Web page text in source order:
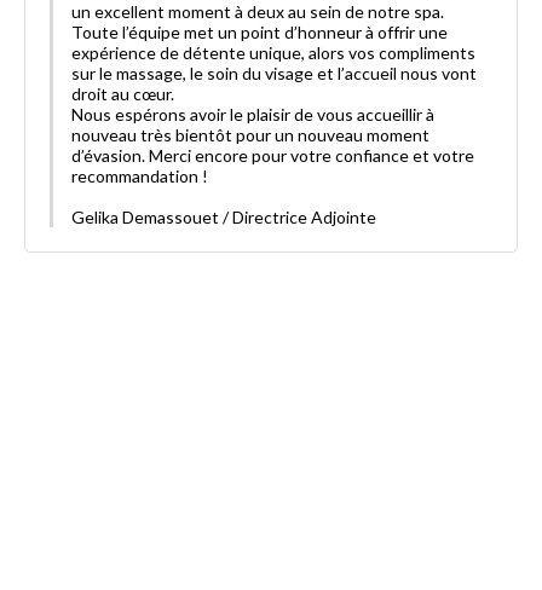
un excellent moment à deux au sein de notre spa.
Toute l’équipe met un point d’honneur à offrir une
expérience de détente unique, alors vos compliments
sur le massage, le soin du visage et l’accueil nous vont
droit au cœur.
Nous espérons avoir le plaisir de vous accueillir à
nouveau très bientôt pour un nouveau moment
d’évasion. Merci encore pour votre confiance et votre
recommandation !
Gelika Demassouet / Directrice Adjointe